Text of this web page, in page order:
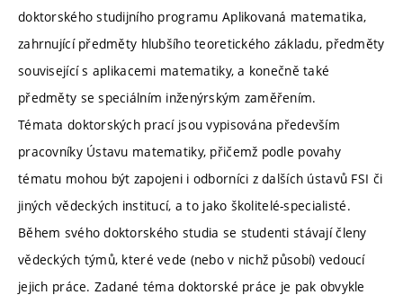
doktorského studijního programu Aplikovaná matematika,
zahrnující předměty hlubšího teoretického základu, předměty
související s aplikacemi matematiky, a konečně také
předměty se speciálním inženýrským zaměřením.
Témata doktorských prací jsou vypisována především
pracovníky Ústavu matematiky, přičemž podle povahy
tématu mohou být zapojeni i odborníci z dalších ústavů FSI či
jiných vědeckých institucí, a to jako školitelé-specialisté.
Během svého doktorského studia se studenti stávají členy
vědeckých týmů, které vede (nebo v nichž působí) vedoucí
jejich práce. Zadané téma doktorské práce je pak obvykle